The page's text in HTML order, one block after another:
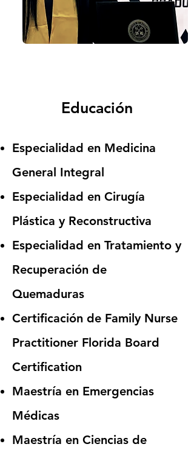
Educación
Especialidad en Medicina
General Integral
Especialidad en Cirugía
Plástica y Reconstructiva
Especialidad en Tratamiento y
Recuperación de
Quemaduras
Certificación de Family Nurse
Practitioner Florida Board
Certification
Maestría en Emergencias
Médicas
Maestría en Ciencias de